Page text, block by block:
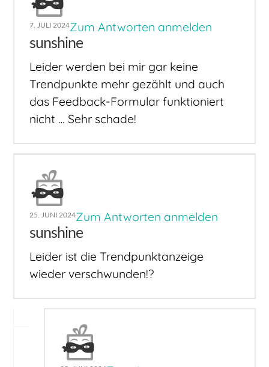
7. JULI 2024Zum Antworten anmelden
sunshine
Leider werden bei mir gar keine
Trendpunkte mehr gezählt und auch
das Feedback-Formular funktioniert
nicht … Sehr schade!
25. JUNI 2024Zum Antworten anmelden
sunshine
Leider ist die Trendpunktanzeige
wieder verschwunden!?